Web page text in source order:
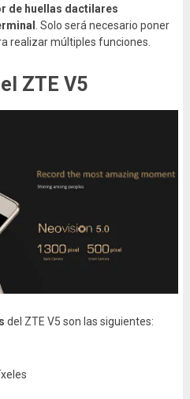
de huellas dactilares
. Solo será necesario poner
realizar múltiples funciones.
ZTE V5
del ZTE V5 son las siguientes: